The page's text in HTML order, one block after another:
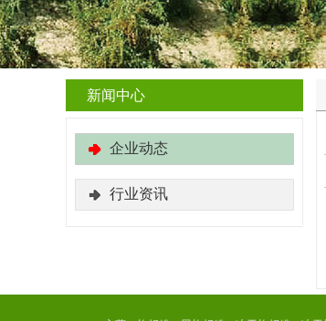
新闻中心
企业动态
行业资讯